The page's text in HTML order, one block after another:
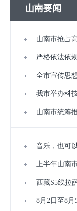
山南要闻
山南市抢占
严格依法依
全市宣传思
我市举办科
山南市统筹
音乐，也可
上半年山南
西藏S5线拉
8月2日至8